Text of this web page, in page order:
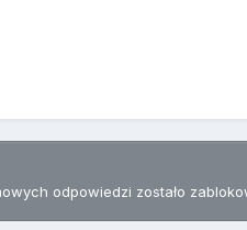
odpowiedzi zostało